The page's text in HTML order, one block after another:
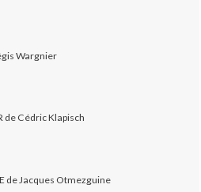
Wargnier
de Cédric Klapisch
de Jacques Otmezguine